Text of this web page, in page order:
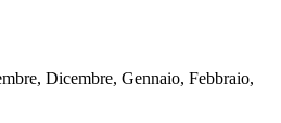
Dicembre, Gennaio, Febbraio,